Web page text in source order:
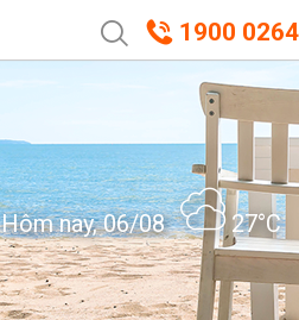
1900 0264
Hôm nay, 06/08 27°C